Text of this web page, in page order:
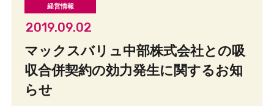
2019.09.02
マックスバリュ中部株式会社との吸
収合併契約の効力発生に関するお知
らせ